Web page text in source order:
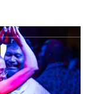
VAVOOM
Tiki Cocktail Bar
ZÈTA
The Hang-out concept
store